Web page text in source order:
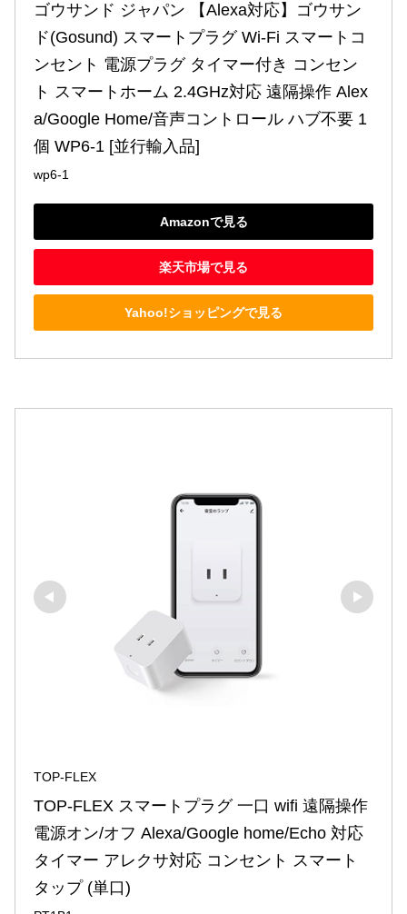
ゴウサンド ジャパン 【Alexa対応】ゴウサン
ド(Gosund) スマートプラグ Wi-Fi スマートコ
ンセント 電源プラグ タイマー付き コンセン
ト スマートホーム 2.4GHz対応 遠隔操作 Alex
a/Google Home/音声コントロール ハブ不要 1
個 ‎WP6-1 [並行輸入品]
wp6-1
Amazonで見る
楽天市場で見る
Yahoo!ショッピングで見る
TOP-FLEX
TOP-FLEX スマートプラグ 一口 wifi 遠隔操作
電源オン/オフ Alexa/Google home/Echo 対応
タイマー アレクサ対応 コンセント スマート
タップ (単口)